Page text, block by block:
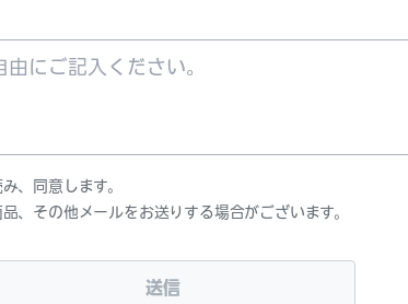
、同意します。
、その他メールをお送りする場合がございます。
送信